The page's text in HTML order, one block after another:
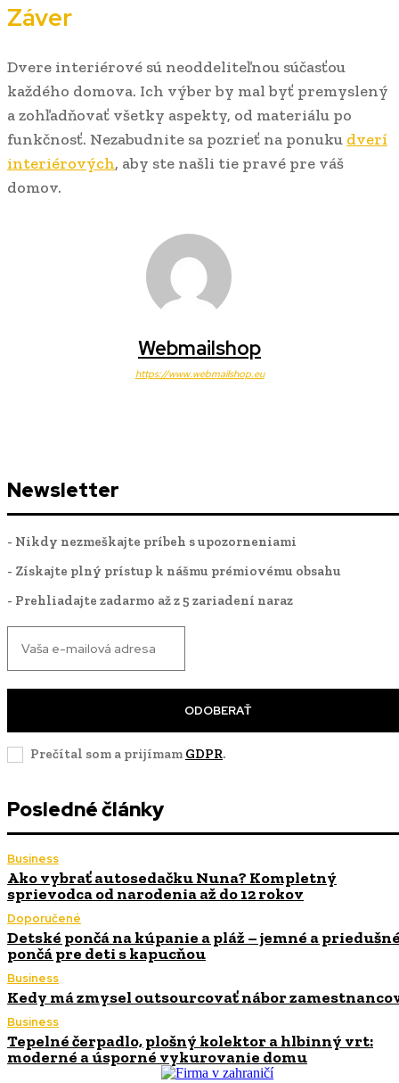
Záver
Dvere interiérové sú neoddeliteľnou súčasťou
každého domova. Ich výber by mal byť premyslený
a zohľadňovať všetky aspekty, od materiálu po
funkčnosť. Nezabudnite sa pozrieť na ponuku dverí
interiérových, aby ste našli tie pravé pre váš
domov.
Webmailshop
https://www.webmailshop.eu
Newsletter
- Nikdy nezmeškajte príbeh s upozorneniami
- Získajte plný prístup k nášmu prémiovému obsahu
- Prehliadajte zadarmo až z 5 zariadení naraz
ODOBERAŤ
Prečítal som a prijímam GDPR.
Posledné články
Business
Ako vybrať autosedačku Nuna? Kompletný
sprievodca od narodenia až do 12 rokov
Doporučené
Detské pončá na kúpanie a pláž – jemné a
pončá pre deti s kapucňou
Business
Kedy má zmysel outsourcovať nábor
Business
Tepelné čerpadlo, plošný kolektor a hlbinný vrt:
moderné a úsporné vykurovanie domu